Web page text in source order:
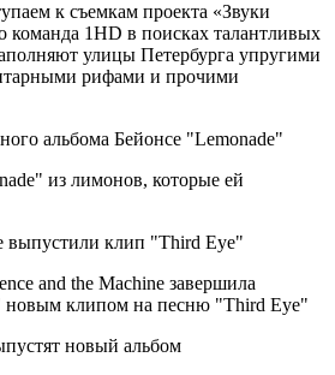
к съемкам проекта «Звуки
команда 1HD в поисках талантливых
улицы Петербурга упругими
рифами и прочими
альбома Бейонсе "Lemonade"
из лимонов, которые ей
выпустили клип "Third Eye"
and the Machine завершила
новым клипом на песню "Third Eye"
новый альбом